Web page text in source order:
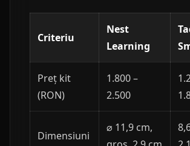
Criteriu
Nest
Learning
Preț kit
(RON)
1.800 –
2.500
Dimensiuni
⌀ 11,9 cm,